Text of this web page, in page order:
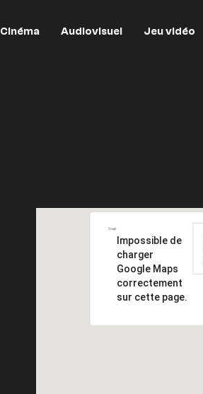
Cinéma Audiovisuel Jeu vidéo
Impossible de
charger
Google Maps
correctement
sur cette page.